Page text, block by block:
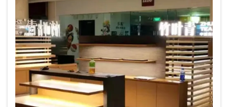
производителей на стендовое
оборудование...